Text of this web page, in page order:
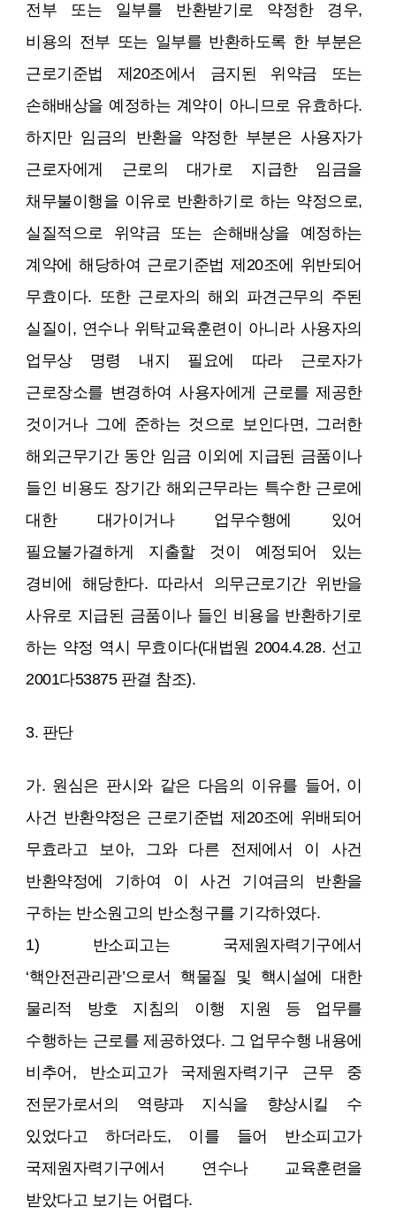
전부 또는 일부를 반환받기로 약정한 경우,
비용의 전부 또는 일부를 반환하도록 한 부분은
근로기준법 제20조에서 금지된 위약금 또는
손해배상을 예정하는 계약이 아니므로 유효하다.
하지만 임금의 반환을 약정한 부분은 사용자가
근로자에게 근로의 대가로 지급한 임금을
채무불이행을 이유로 반환하기로 하는 약정으로,
실질적으로 위약금 또는 손해배상을 예정하는
계약에 해당하여 근로기준법 제20조에 위반되어
무효이다. 또한 근로자의 해외 파견근무의 주된
실질이, 연수나 위탁교육훈련이 아니라 사용자의
업무상 명령 내지 필요에 따라 근로자가
근로장소를 변경하여 사용자에게 근로를 제공한
것이거나 그에 준하는 것으로 보인다면, 그러한
해외근무기간 동안 임금 이외에 지급된 금품이나
들인 비용도 장기간 해외근무라는 특수한 근로에
대한 대가이거나 업무수행에 있어
필요불가결하게 지출할 것이 예정되어 있는
경비에 해당한다. 따라서 의무근로기간 위반을
사유로 지급된 금품이나 들인 비용을 반환하기로
하는 약정 역시 무효이다(대법원 2004.4.28. 선고
2001다53875 판결 참조).
3. 판단
가. 원심은 판시와 같은 다음의 이유를 들어, 이
사건 반환약정은 근로기준법 제20조에 위배되어
무효라고 보아, 그와 다른 전제에서 이 사건
반환약정에 기하여 이 사건 기여금의 반환을
구하는 반소원고의 반소청구를 기각하였다.
1) 반소피고는 국제원자력기구에서
‘핵안전관리관’으로서 핵물질 및 핵시설에 대한
물리적 방호 지침의 이행 지원 등 업무를
수행하는 근로를 제공하였다. 그 업무수행 내용에
비추어, 반소피고가 국제원자력기구 근무 중
전문가로서의 역량과 지식을 향상시킬 수
있었다고 하더라도, 이를 들어 반소피고가
국제원자력기구에서 연수나 교육훈련을
받았다고 보기는 어렵다.